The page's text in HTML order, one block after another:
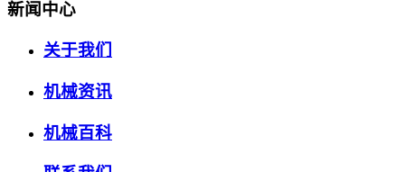
新闻中心
关于我们
机械资讯
机械百科